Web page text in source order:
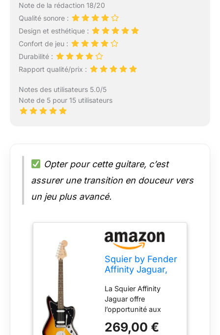
Note de la rédaction 18/20
Qualité sonore :
Design et esthétique :
Confort de jeu :
Durabilité :
Rapport qualité/prix :
Notes des utilisateurs 5.0/5
Note de 5 pour 15 utilisateurs
Opter pour cette guitare, c’est
assurer une transition en douceur vers
un jeu plus avancé.
Squier by Fender
Affinity Jaguar,
laurier, Sunburst
3 couleurs
La Squier Affinity
Jaguar offre
l’opportunité aux
herbe de profiter d’un
269,00 €